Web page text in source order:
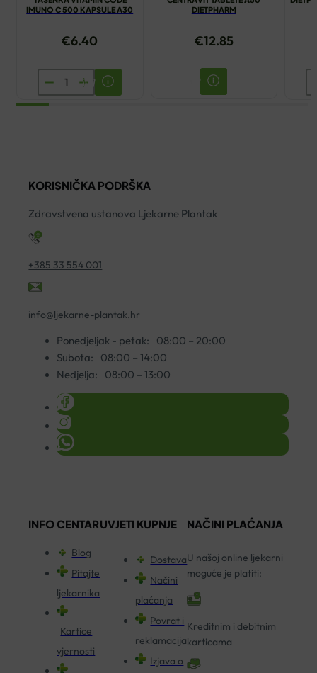
IMUNO C 500 KAPSULE A30
€6.40
YASENKA
VITAMIN
KAPSULE
A30
DIETPHARM
€12.85
KORISNIČKA PODRŠKA
Zdravstvena ustanova Ljekarne Plantak
+385 33 554 001
info@ljekarne-plantak.hr
Ponedjeljak - petak:
08:00 – 20:00
Subota:
08:00 – 14:00
Nedjelja:
08:00 – 13:00
INFO CENTAR
Blog
Pitajte
ljekarnika
Kartice
vjernosti
UVJETI KUPNJE
Dostava
Načini
plaćanja
Povrat i
reklamacija
Izjava o
NAČINI PLAĆANJA
U našoj online ljekarni
moguće je platiti:
Kreditnim i debitnim
karticama